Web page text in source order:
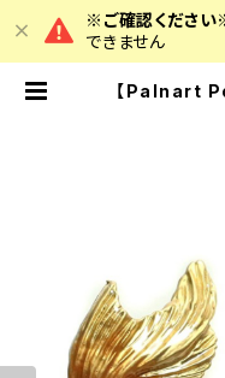
※ご確認ください
できません
【Palnart